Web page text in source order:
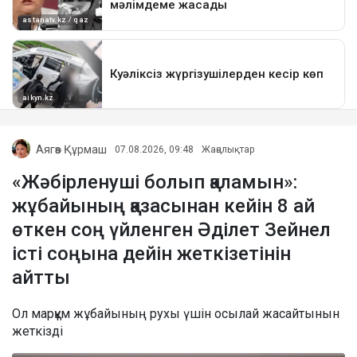
Аягөз Құрмаш 07.08.2026, 09:48 Жаңалықтар
«Жәбірленуші болып қаламын»:
жұбайының қазасынан кейін 8 ай
өткен соң үйленген Әділет Зейнел
істі соңына дейін жеткізетінін
айтты
Ол марқұм жұбайының рухы үшін осылай жасайтынын
жеткізді